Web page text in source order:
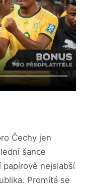
Čechy jen
šance
nejslabší
Promítá se